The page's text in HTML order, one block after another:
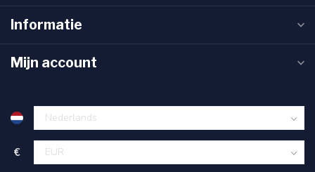
Informatie
Mijn account
€